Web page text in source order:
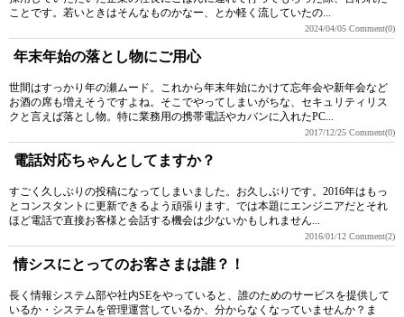
ことです。若いときはそんなものかなー、とか軽く流していたの...
2024/04/05 Comment(0)
年末年始の落とし物にご用心
世間はすっかり年の瀬ムード。これから年末年始にかけて忘年会や新年会など
お酒の席も増えそうですよね。そこでやってしまいがちな、セキュリティリス
クと言えば落とし物。特に業務用の携帯電話やカバンに入れたPC...
2017/12/25 Comment(0)
電話対応ちゃんとしてますか？
すごく久しぶりの投稿になってしまいました。お久しぶりです。2016年はもっ
とコンスタントに更新できるよう頑張ります。では本題にエンジニアだとそれ
ほど電話で直接お客様と会話する機会は少ないかもしれません...
2016/01/12 Comment(2)
情シスにとってのお客さまは誰？！
長く情報システム部や社内SEをやっていると、誰のためのサービスを提供して
いるか・システムを管理運営しているか、分からなくなっていませんか？ま